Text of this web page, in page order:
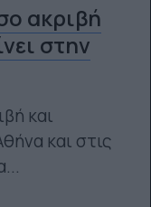
ακριβή
στην
και
και στις